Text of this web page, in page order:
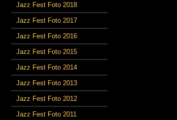
Jazz Fest Foto 2018
Jazz Fest Foto 2017
Jazz Fest Foto 2016
Jazz Fest Foto 2015
Jazz Fest Foto 2014
Jazz Fest Foto 2013
Jazz Fest Foto 2012
Jazz Fest Foto 2011